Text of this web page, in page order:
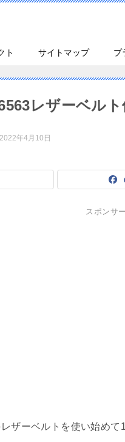
ト サイトマップ プ
レザーベル
2022年4月10日
スポンサ
ザーベルトを使い始めて